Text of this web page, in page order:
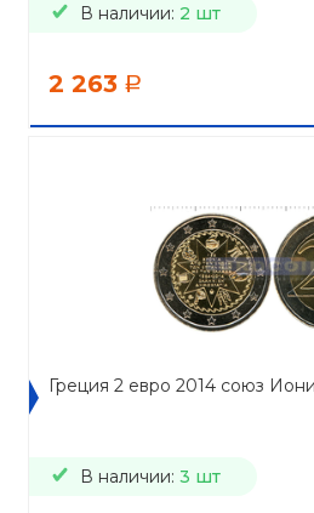
В наличии: 2 шт
2 263 a
Греция 2 евро 2014 союз
В наличии: 3 шт